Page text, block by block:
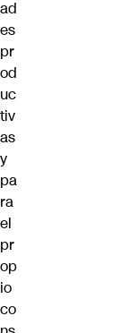
ad
es
pr
od
uc
tiv
as
y
pa
ra
el
pr
op
io
co